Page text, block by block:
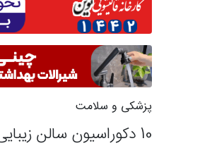
پزشکی و سلامت
10 دکوراسیون سالن زیبایی شیک